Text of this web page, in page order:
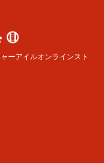
ーアイルオンラインスト